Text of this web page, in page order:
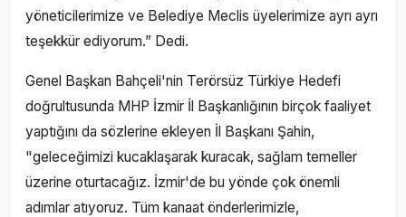
yöneticilerimize ve Belediye Meclis üyelerimize ayrı ayrı
teşekkür ediyorum.” Dedi.
Genel Başkan Bahçeli'nin Terörsüz Türkiye Hedefi
doğrultusunda MHP İzmir İl Başkanlığının birçok faaliyet
yaptığını da sözlerine ekleyen İl Başkanı Şahin,
"geleceğimizi kucaklaşarak kuracak, sağlam temeller
üzerine oturtacağız. İzmir'de bu yönde çok önemli
adımlar atıyoruz. Tüm kanaat önderlerimizle,